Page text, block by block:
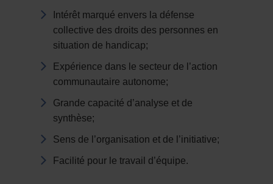
Intérêt marqué envers la défense
collective des droits des personnes en
situation de handicap;
Expérience dans le secteur de l’action
communautaire autonome;
Grande capacité d’analyse et de
synthèse;
Sens de l’organisation et de l’initiative;
Facilité pour le travail d’équipe.